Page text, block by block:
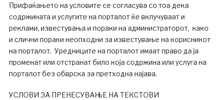
Прифаќањето на условите се согласува со тоа дека
содржината и услугите на порталот ќе вклучуваат и
реклами, известувања и пораки на администраторот, како
и слични пораки неопходни за известување на корисникот
на порталот. Уредниците на порталот имаат право да ја
променат или отстранат било која содржина или услуга на
порталот без обврска за претходна најава.
УСЛОВИ ЗА ПРЕНЕСУВАЊЕ НА ТЕКСТОВИ